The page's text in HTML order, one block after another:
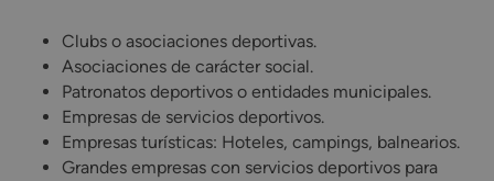
Clubs o asociaciones deportivas.
Asociaciones de carácter social.
Patronatos deportivos o entidades municipales.
Empresas de servicios deportivos.
Empresas turísticas: Hoteles, campings, balnearios.
Grandes empresas con servicios deportivos para